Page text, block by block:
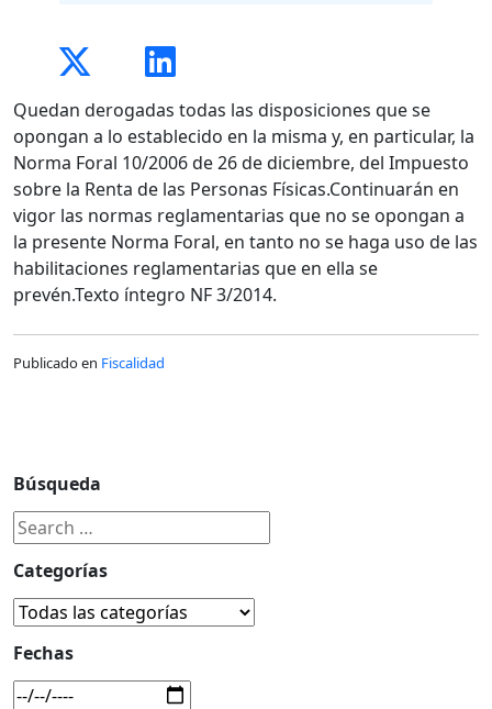
Quedan derogadas todas las disposiciones que se
opongan a lo establecido en la misma y, en particular, la
Norma Foral 10/2006 de 26 de diciembre, del Impuesto
sobre la Renta de las Personas Físicas.Continuarán en
vigor las normas reglamentarias que no se opongan a
la presente Norma Foral, en tanto no se haga uso de las
habilitaciones reglamentarias que en ella se
prevén.Texto íntegro NF 3/2014.
Publicado en Fiscalidad
Búsqueda
Categorías
Fechas